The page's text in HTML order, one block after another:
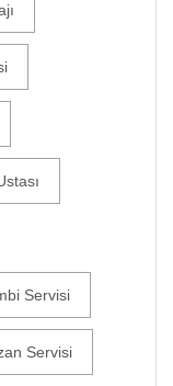
Servisi
Servisi